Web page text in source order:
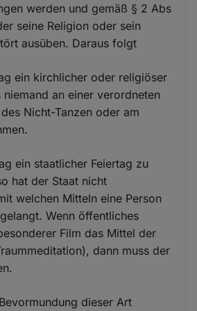
werden und gemäß § 2 Abs
seine Religion oder sein
ausüben. Daraus folgt
ein kirchlicher oder religiöser
niemand an einer verordneten
Nicht-Tanzen oder am
ein staatlicher Feiertag zu
hat der Staat nicht
welchen Mitteln eine Person
Wenn öffentliches
Film das Mittel der
dann muss der
dieser Art